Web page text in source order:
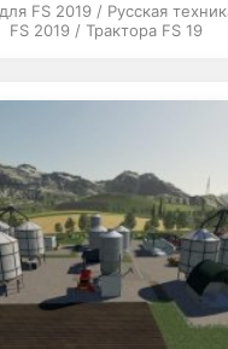
FS 2019 / Русская
FS 2019 / Трактора FS 19